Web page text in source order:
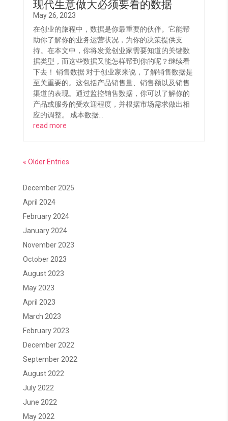
现代生意做大必须要看的数据
May 26, 2023
在创业的旅程中，数据是你最重要的伙伴。它能帮
助你了解你的业务运营状况，为你的决策提供支
持。在本文中，你将发觉创业家需要知道的关键数
据类型，而这些数据又能怎样帮到你的呢？继续看
下去！ 销售数据 对于创业家来说，了解销售数据是
至关重要的。这包括产品销售量、销售额以及销售
渠道的表现。通过监控销售数据，你可以了解你的
产品或服务的受欢迎程度，并根据市场需求做出相
应的调整。 成本数据...
read more
« Older Entries
December 2025
April 2024
February 2024
January 2024
November 2023
October 2023
August 2023
May 2023
April 2023
March 2023
February 2023
December 2022
September 2022
August 2022
July 2022
June 2022
May 2022